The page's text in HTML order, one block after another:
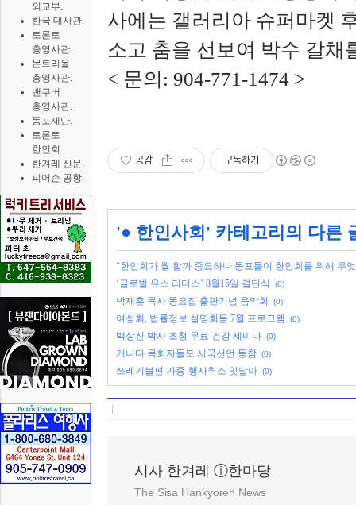
외교부.
한국 대사관.
토론토
총영사관.
몬트리올
총영사관.
밴쿠버
총영사관.
동포재단.
토론토
한인회.
한겨레 신문.
피어슨 공항.
사에는 갤러리아 슈퍼마켓
소고 춤을 선보여 박수 갈채
< 문의: 904-771-1474 >
공감 구독하기
'● 한인사회 ' 카테고리의 다른
“한인회가 뭘 할까 중요하나 동포들이 한인회를 위해 무
‘글로벌 유스 리더스’ 8월15일 결단식
(0)
박재훈 목사 동요집 출판기념 음악회 (0)
여성회, 법률정보 설명회등 7월 프로그램 (0)
백상진 박사 초청 무료 건강 세미나 (0)
캐나다 목회자들도 시국선언 동참 (0)
쓰레기불편 가중-행사취소 잇달아 (0)
시사 한겨레 ⓘ한마당
The Sisa Hankyoreh News